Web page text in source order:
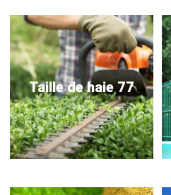
Taille de haie 77